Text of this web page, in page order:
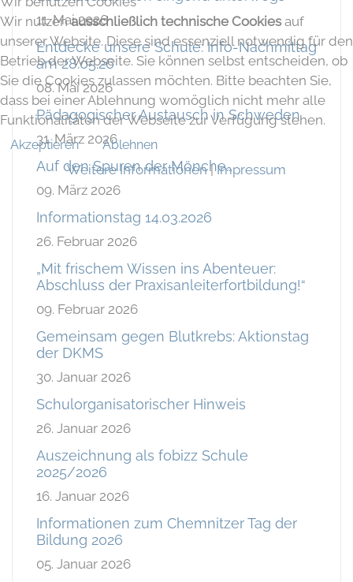
11. Mai 2026
Entdecke unsere Schule: Info-Nachmittag
am 28.05.26
08. Mai 2026
Pädagogischer Austausch in Schweden
31. März 2026
Auf den Spuren der Mönche…
09. März 2026
Informationstag 14.03.2026
26. Februar 2026
„Mit frischem Wissen ins Abenteuer:
Abschluss der Praxisanleiterfortbildung!“
09. Februar 2026
Gemeinsam gegen Blutkrebs: Aktionstag
der DKMS
30. Januar 2026
Schulorganisatorischer Hinweis
26. Januar 2026
Auszeichnung als fobizz Schule
2025/2026
16. Januar 2026
Informationen zum Chemnitzer Tag der
Bildung 2026
05. Januar 2026
Wir nutzenausschließlich technische Cookiesauf
unserer Website. Diese sind essenziell notwendig für den
Betrieb der Webseite. Sie können selbst entscheiden, ob
Sie die Cookies zulassen möchten. Bitte beachten Sie,
dass bei einer Ablehnung womöglich nicht mehr alle
Funktionalitäten der Webseite zur Verfügung stehen.
Akzeptieren Ablehnen
Weitere Informationen|Impressum